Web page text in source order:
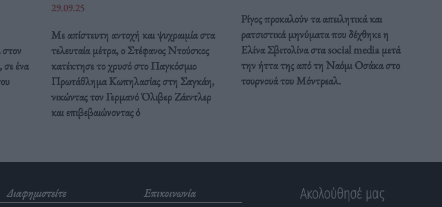
στον
ένα
29.09.25
Με απίστευτη αντοχή και ψυχραιμία στα
τελευταία μέτρα, ο Στέφανος Ντούσκος
κατέκτησε το χρυσό στο Παγκόσμιο
Πρωτάθλημα Κωπηλασίας στη Σαγκάη,
νικώντας τον Γερμανό Όλιβερ Ζάιντλερ
και επιβεβαιώνοντας ό
Ρίγος προκαλούν τα απειλητικά και
ρατσιστικά μηνύματα που δέχθηκε η
Ελίνα Σβιτολίνα στα social media μετά
την ήττα της από τη Ναόμι Οσάκα στο
τουρνουά του Μόντρεαλ.
Διαφημιστείτε Επικοινωνία Ακολούθησέ μας